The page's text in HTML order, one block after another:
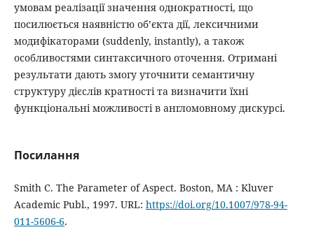
умовам реалізації значення однократності, що
посилюється наявністю об’єкта дії, лексичними
модифікаторами (suddenly, instantly), а також
особливостями синтаксичного оточення. Отримані
результати дають змогу уточнити семантичну
структуру дієслів кратності та визначити їхні
функціональні можливості в англомовному дискурсі.
Посилання
Smith C. The Parameter of Aspect. Boston, MA : Kluver
Academic Publ., 1997. URL: https://doi.org/10.1007/978-94-
011-5606-6.